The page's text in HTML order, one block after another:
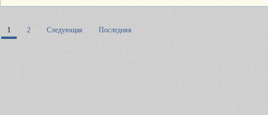
1 2 Следующая Последняя